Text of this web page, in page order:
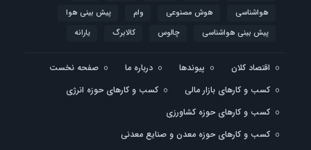
هواشناسی
هوش مصنوعی وام
پیش بینی هوا
پیش بینی هواشناسی
چالوس کالابرگ یارانه
اقتصاد کلان پیوندها درباره ما
صفحه نخست
کسب و کارهای بازار مالی
کسب و کارهای حوزه انرژی
کسب و کارهای حوزه کشاورزی
کسب و کارهای حوزه معدن و صنایع معدنی